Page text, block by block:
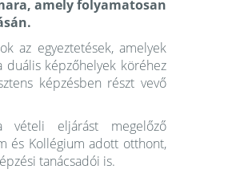
amely folyamatosan
az egyeztetések, amelyek
képzőhelyek köréhez
képzésben részt vevő
vételi eljárást megelőző
és Kollégium adott otthont,
tanácsadói is.